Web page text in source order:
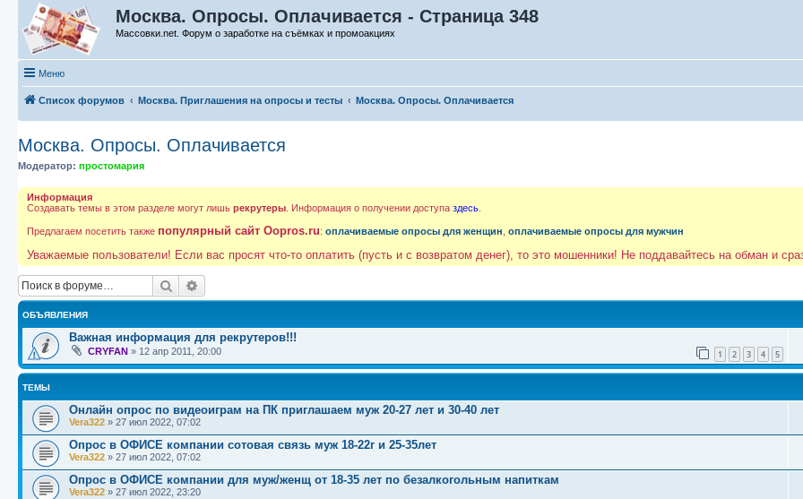
Москва. Опросы. Оплачивается - Страница 348
Массовки.net. Форум о заработке на съёмках и промоакциях
Меню
Список форумов Москва. Приглашения на опросы и тесты Москва. Опросы. Оплачивается
Москва. Опросы. Оплачивается
Модератор: простомария
Информация
Создавать темы в этом разделе могут лишь рекрутеры . Информация о получении доступа здесь
Предлагаем посетить также популярный сайт Oopros.ru: оплачиваемые опросы для женщин оплачиваемые опросы для мужчин
Уважаемые пользователи! Если вас просят что-то оплатить (пусть и с возвратом денег), то это мошенники! Не поддавайтесь на обман и
Поиск
ОБЪЯВЛЕНИЯ
Важная информация для рекрутеров!!!
CRYFAN » 12 апр 2011, 20:00 1 2 3 4 5
ТЕМЫ
Онлайн опрос по видеоиграм на ПК приглашаем муж 20-27 лет и 30-40 лет
Vera322 » 27 июл 2022, 07:02
Опрос в ОФИСЕ компании сотовая связь муж 18-22г и 25-35лет
Vera322 » 27 июл 2022, 07:02
Опрос в ОФИСЕ компании для муж/женщ от 18-35 лет по безалкогольным напиткам
Vera322 » 27 июл 2022, 23:20